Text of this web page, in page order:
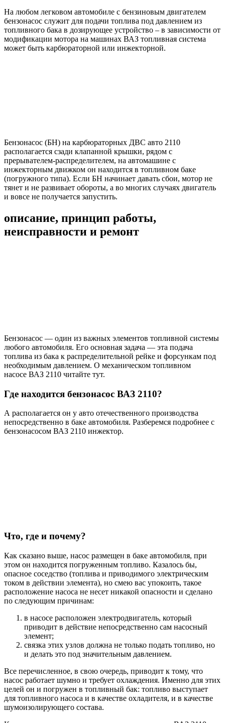
На любом легковом автомобиле с бензиновым двигателем
бензонасос служит для подачи топлива под давлением из
топливного бака в дозирующее устройство – в зависимости от
модификации мотора на машинах ВАЗ топливная система
может быть карбюраторной или инжекторной.
Бензонасос (БН) на карбюраторных ДВС авто 2110
располагается сзади клапанной крышки, рядом с
прерывателем-распределителем, на автомашине с
инжекторным движком он находится в топливном баке
(погружного типа). Если БН начинает давать сбои, мотор не
тянет и не развивает обороты, а во многих случаях двигатель
и вовсе не получается запустить.
описание, принцип работы,
неисправности и ремонт
Бензонасос — один из важных элементов топливной системы
любого автомобиля. Его основная задача — эта подача
топлива из бака к распределительной рейке и форсункам под
необходимым давлением. О механическом топливном
насосе ВАЗ 2110 читайте тут.
Где находится бензонасос ВАЗ 2110?
А располагается он у авто отечественного производства
непосредственно в баке автомобиля. Разберемся подробнее с
бензонасосом ВАЗ 2110 инжектор.
Что, где и почему?
Как сказано выше, насос размещен в баке автомобиля, при
этом он находится погруженным топливо. Казалось бы,
опасное соседство (топлива и приводимого электрическим
током в действии элемента), но смею вас упокоить, такое
расположение насоса не несет никакой опасности и сделано
по следующим причинам:
в насосе расположен электродвигатель, который
приводит в действие непосредственно сам насосный
элемент;
связка этих узлов должна не только подать топливо, но
и делать это под значительным давлением.
Все перечисленное, в свою очередь, приводит к тому, что
насос работает шумно и требует охлаждения. Именно для этих
целей он и погружен в топливный бак: топливо выступает
для топливного насоса и в качестве охладителя, и в качестве
шумоизолирующего состава.